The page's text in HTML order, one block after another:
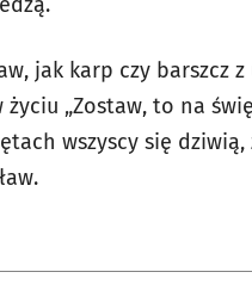
jak karp czy barszcz
„Zostaw, to na
wszyscy się dziwią,